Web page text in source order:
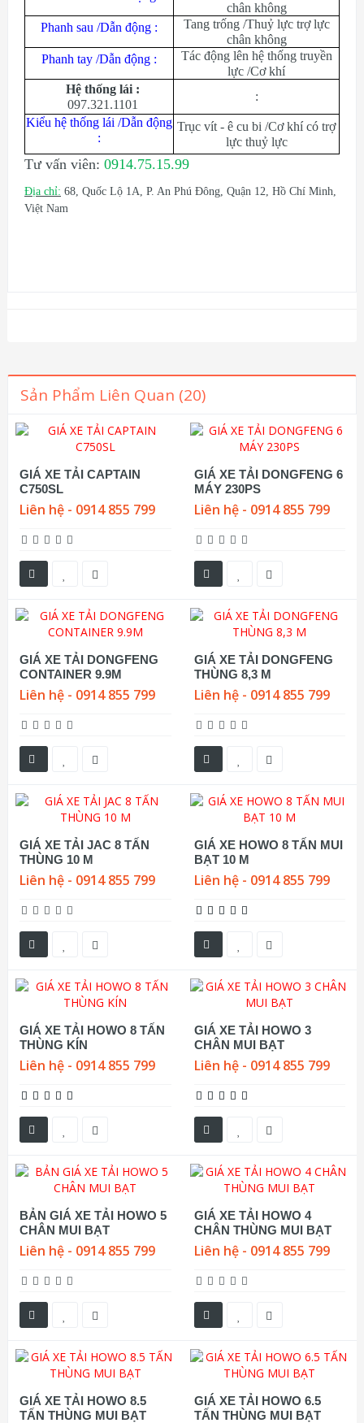
chân không
Phanh sau /Dẫn động :
Tang trống /Thuỷ lực trợ lực
chân không
Phanh tay /Dẫn động :
Tác động lên hệ thống truyền
lực /Cơ khí
Hệ thống lái :
097.321.1101
:
Kiểu hệ thống lái /Dẫn động
:
Trục vít - ê cu bi /Cơ khí có trợ
lực thuỷ lực
Tư vấn viên: 0914.75.15.99
Địa chỉ: 68, Quốc Lộ 1A, P. An Phú Đông, Quận 12, Hồ Chí Minh,
Việt Nam
Sản Phẩm Liên Quan (20)
GIÁ XE TẢI CAPTAIN
C750SL
Liên hệ - 0914 855 799
GIÁ XE TẢI DONGFENG 6
MÁY 230PS
Liên hệ - 0914 855 799
GIÁ XE TẢI DONGFENG
CONTAINER 9.9M
Liên hệ - 0914 855 799
GIÁ XE TẢI DONGFENG
THÙNG 8,3 M
Liên hệ - 0914 855 799
GIÁ XE TẢI JAC 8 TẤN
THÙNG 10 M
Liên hệ - 0914 855 799
GIÁ XE HOWO 8 TẤN MUI
BẠT 10 M
Liên hệ - 0914 855 799
GIÁ XE TẢI HOWO 8 TẤN
THÙNG KÍN
Liên hệ - 0914 855 799
GIÁ XE TẢI HOWO 3
CHÂN MUI BẠT
Liên hệ - 0914 855 799
BẢN GIÁ XE TẢI HOWO 5
CHÂN MUI BẠT
Liên hệ - 0914 855 799
GIÁ XE TẢI HOWO 4
CHÂN THÙNG MUI BẠT
Liên hệ - 0914 855 799
GIÁ XE TẢI HOWO 8.5
TẤN THÙNG MUI BẠT
GIÁ XE TẢI HOWO 6.5
TẤN THÙNG MUI BẠT